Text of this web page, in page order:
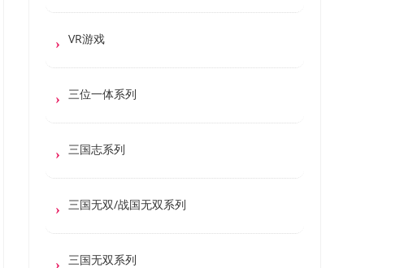
VR游戏
三位一体系列
三国志系列
三国无双/战国无双系列
三国无双系列